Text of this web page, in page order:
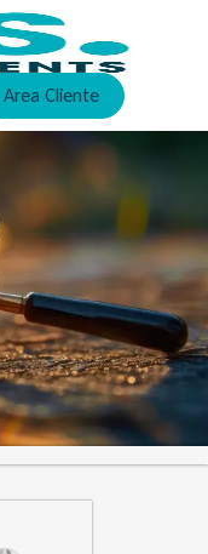
Area Cliente